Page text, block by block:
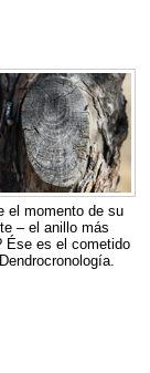
el momento de su
– el anillo más
Ése es el cometido